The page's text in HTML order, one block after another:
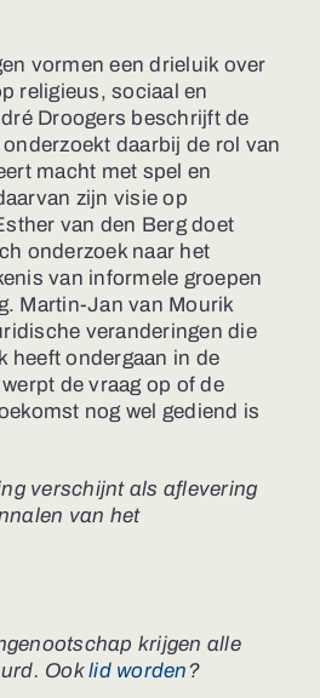
vormen een drieluik over
religieus, sociaal en
Droogers beschrijft de
daarbij de rol van
macht met spel en
zijn visie op
van den Berg doet
onderzoek naar het
van informele groepen
Martin-Jan van Mourik
veranderingen die
heeft ondergaan in de
de vraag op of de
nog wel gediend is
verschijnt als aflevering
van het
krijgen alle
Ooklid worden?